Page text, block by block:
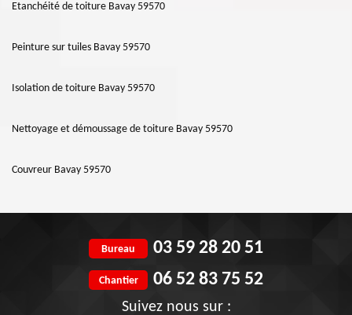
Etanchéité de toiture Bavay 59570
Peinture sur tuiles Bavay 59570
Isolation de toiture Bavay 59570
Nettoyage et démoussage de toiture Bavay 59570
Couvreur Bavay 59570
Bureau 03 59 28 20 51
Chantier 06 52 83 75 52
Suivez nous sur :